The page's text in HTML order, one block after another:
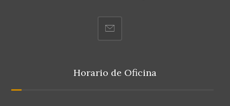
Horario de Oficina